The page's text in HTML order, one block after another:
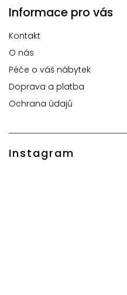
Informace pro vás
Kontakt
O nás
Péče o váš nábytek
Doprava a platba
Ochrana údajů
Instagram